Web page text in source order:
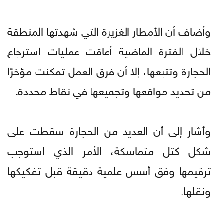
وأضاف أن الأمطار الغزيرة التي شهدتها المنطقة
خلال الفترة الماضية أعاقت عمليات استرجاع
الحجارة وتتبعها، إلا أن فرق العمل تمكنت مؤخرًا
من تحديد مواقعها وتجميعها في نقاط محددة.
وأشار إلى أن العديد من الحجارة سقطت على
شكل كتل متماسكة، الأمر الذي استوجب
ترقيمها وفق أسس علمية دقيقة قبل تفكيكها
ونقلها.